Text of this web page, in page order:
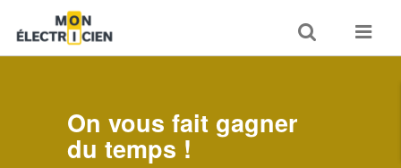
Toggle
search
Toggle
On vous fait gagner
du temps !